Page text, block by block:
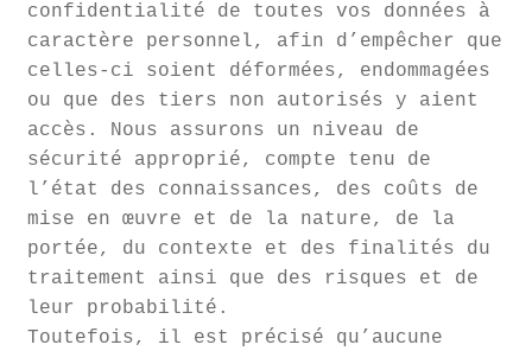
confidentialité de toutes vos données à
caractère personnel, afin d’empêcher que
celles-ci soient déformées, endommagées
ou que des tiers non autorisés y aient
accès. Nous assurons un niveau de
sécurité approprié, compte tenu de
l’état des connaissances, des coûts de
mise en œuvre et de la nature, de la
portée, du contexte et des finalités du
traitement ainsi que des risques et de
leur probabilité.
Toutefois, il est précisé qu’aucune